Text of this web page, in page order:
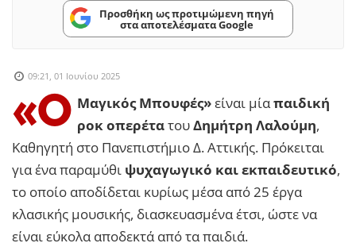
Προσθήκη ως προτιμώμενη πηγή
στα αποτελέσματα Google
09:21, 01 Ιουνίου 2025
«Ο Μαγικός Μπουφές»είναι μίαπαιδική
ροκ οπερέτατουΔημήτρη Λαλούμη,
Καθηγητή στο Πανεπιστήμιο Δ. Αττικής. Πρόκειται
για ένα παραμύθι ψυχαγωγικό και εκπαιδευτικό,
το οποίο αποδίδεται κυρίως μέσα από 25 έργα
κλασικής μουσικής, διασκευασμένα έτσι, ώστε να
είναι εύκολα αποδεκτά από τα παιδιά.